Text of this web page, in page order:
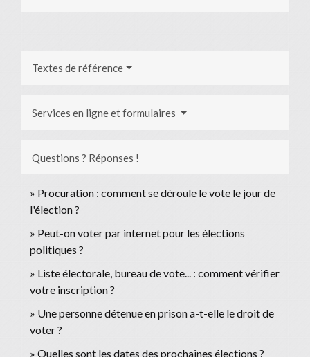
Textes de référence
Services en ligne et formulaires
Questions ? Réponses !
Procuration : comment se déroule le vote le jour de
l'élection ?
Peut-on voter par internet pour les élections
politiques ?
Liste électorale, bureau de vote... : comment vérifier
votre inscription ?
Une personne détenue en prison a-t-elle le droit de
voter ?
Quelles sont les dates des prochaines élections ?